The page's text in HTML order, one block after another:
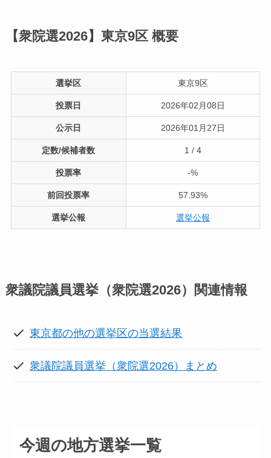
【衆院選2026】東京9区 概要
選挙区 東京9区
投票日 2026年02月08日
公示日 2026年01月27日
定数/候補者数 1 / 4
投票率 -%
前回投票率 57.93%
選挙公報 選挙公報
衆議院議員選挙（衆院選2026） 関連情報
東京都の他の選挙区の当選結果
衆議院議員選挙（衆院選2026）まとめ
今週の地方選挙一覧